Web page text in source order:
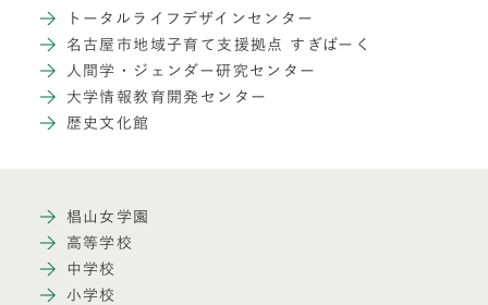
トータルライフデザインセンター
名古屋市地域子育て支援拠点 すぎぱーく
人間学・ジェンダー研究センター
大学情報教育開発センター
歴史文化館
椙山女学園
高等学校
中学校
小学校